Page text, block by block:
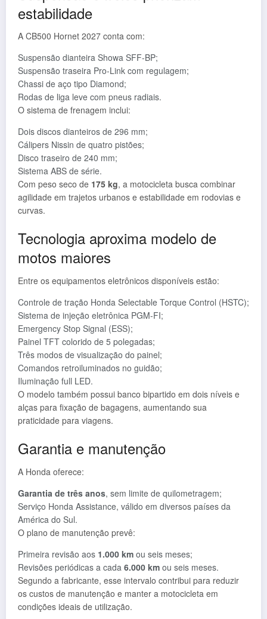
estabilidade
A CB500 Hornet 2027 conta com:
Suspensão dianteira Showa SFF-BP;
Suspensão traseira Pro-Link com regulagem;
Chassi de aço tipo Diamond;
Rodas de liga leve com pneus radiais.
O sistema de frenagem inclui:
Dois discos dianteiros de 296 mm;
Cálipers Nissin de quatro pistões;
Disco traseiro de 240 mm;
Sistema ABS de série.
Com peso seco de 175 kg, a motocicleta busca combinar
agilidade em trajetos urbanos e estabilidade em rodovias e
curvas.
Tecnologia aproxima modelo de
motos maiores
Entre os equipamentos eletrônicos disponíveis estão:
Controle de tração Honda Selectable Torque Control (HSTC);
Sistema de injeção eletrônica PGM-FI;
Emergency Stop Signal (ESS);
Painel TFT colorido de 5 polegadas;
Três modos de visualização do painel;
Comandos retroiluminados no guidão;
Iluminação full LED.
O modelo também possui banco bipartido em dois níveis e
alças para fixação de bagagens, aumentando sua
praticidade para viagens.
Garantia e manutenção
A Honda oferece:
Garantia de três anos, sem limite de quilometragem;
Serviço Honda Assistance, válido em diversos países da
América do Sul.
O plano de manutenção prevê:
Primeira revisão aos 1.000 km ou seis meses;
Revisões periódicas a cada 6.000 km ou seis meses.
Segundo a fabricante, esse intervalo contribui para reduzir
os custos de manutenção e manter a motocicleta em
condições ideais de utilização.